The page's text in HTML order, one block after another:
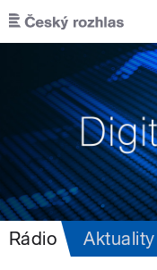
Přejít k hlavnímu obsahu
Rádio Aktuality